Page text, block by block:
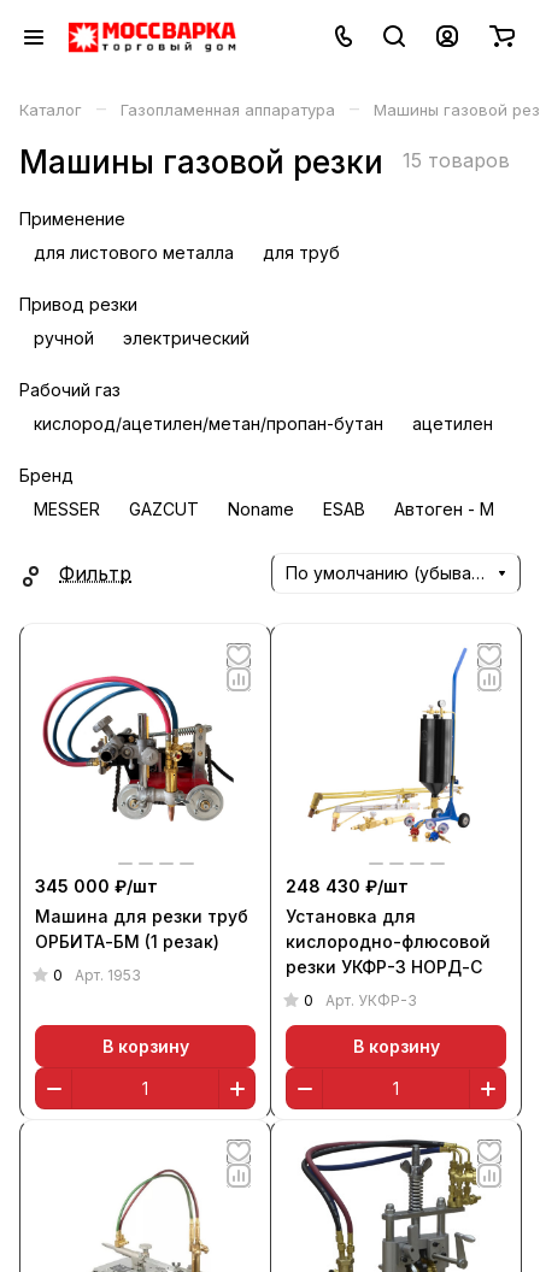
Каталог – Газопламенная аппаратура – Машины газовой
Машины газовой резки 15 товаров
Применение
для листового металла
для труб
Привод резки
ручной
электрический
Рабочий газ
кислород/ацетилен/метан/пропан-бутан
ацетилен
Бренд
MESSER
GAZCUT Noname ESAB Автоген - М
Фильтр По умолчанию (убывание)
345 000 ₽/шт
Машина для резки труб
ОРБИТА-БМ (1 резак)
0 Арт. 1953
В корзину
248 430 ₽/шт
Установка для
кислородно-флюсовой
резки УКФР-3 НОРД-С
0 Арт. УКФР-3
В корзину